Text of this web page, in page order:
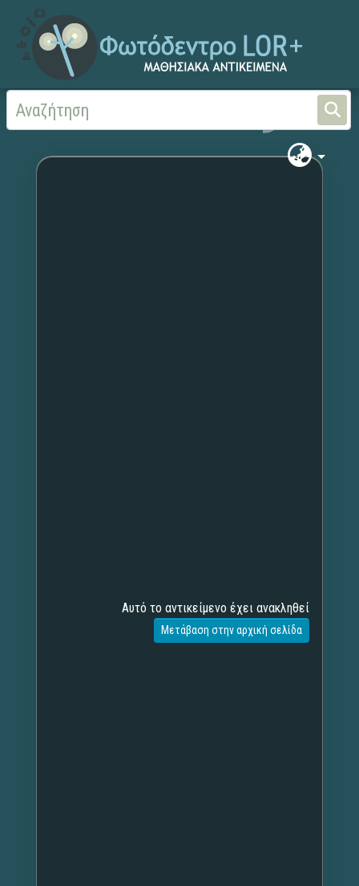
Αρχική Χωρίς τίτλο
Αυτό το αντικείμενο έχει ανακληθεί
Μετάβαση στην αρχική σελίδα